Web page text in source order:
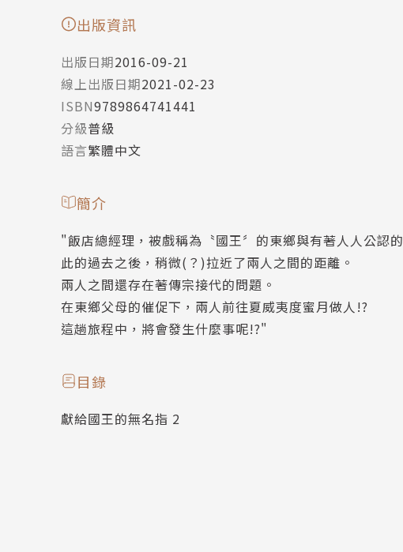
出版資訊
出版日期2016-09-21
線上出版日期2021-02-23
ISBN9789864741441
分級普級
語言繁體中文
簡介
"飯店總經理，被戲稱為〝國王〞的東鄉與有著人人公認
此的過去之後，稍微(？)拉近了兩人之間的距離。
兩人之間還存在著傳宗接代的問題。
在東鄉父母的催促下，兩人前往夏威夷度蜜月做人!?
這趟旅程中，將會發生什麼事呢!?"
目錄
獻給國王的無名指 2